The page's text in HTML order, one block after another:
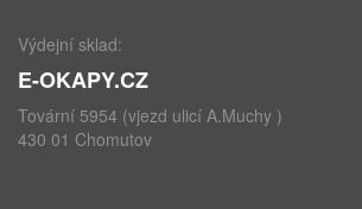
Výdejní sklad:
E-OKAPY.CZ
Tovární 5954 (vjezd ulicí A.Muchy )
430 01 Chomutov